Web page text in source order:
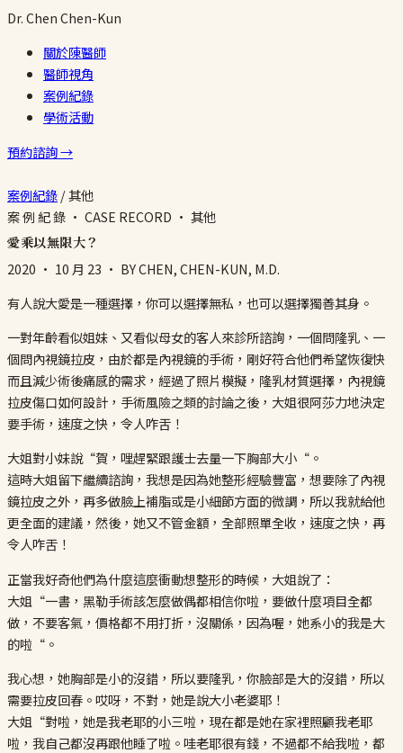
Dr.ChenChen-Kun
關於陳醫師
醫師視角
案例紀錄
學術活動
預約諮詢 →
案例紀錄/其他
案 例 紀 錄 · CASE RECORD · 其他
愛乘以無限大？
2020 · 10 月 23 · BY CHEN, CHEN-KUN, M.D.
有人說大愛是一種選擇，你可以選擇無私，也可以選擇獨善其身。
一對年齡看似姐妹、又看似母女的客人來診所諮詢，一個問隆乳、一
個問內視鏡拉皮，由於都是內視鏡的手術，剛好符合他們希望恢復快
而且減少術後痛感的需求，經過了照片模擬，隆乳材質選擇，內視鏡
拉皮傷口如何設計，手術風險之類的討論之後，大姐很阿莎力地決定
要手術，速度之快，令人咋舌！
大姐對小妹說“賀，哩趕緊跟護士去量一下胸部大小“。
這時大姐留下繼續諮詢，我想是因為她整形經驗豐富，想要除了內視
鏡拉皮之外，再多做臉上補脂或是小細節方面的微調，所以我就給他
更全面的建議，然後，她又不管金額，全部照單全收，速度之快，再
令人咋舌！
正當我好奇他們為什麼這麼衝動想整形的時候，大姐說了：
大姐“一書，黑勒手術該怎麼做偶都相信你啦，要做什麼項目全都
做，不要客氣，價格都不用打折，沒關係，因為喔，她系小的我是大
的啦“。
我心想，她胸部是小的沒錯，所以要隆乳，你臉部是大的沒錯，所以
需要拉皮回春。哎呀，不對，她是說大小老婆耶！
大姐“對啦，她是我老耶的小三啦，現在都是她在家裡照顧我老耶
啦，我自己都沒再跟他睡了啦。哇老耶很有錢，不過都不給我啦，都